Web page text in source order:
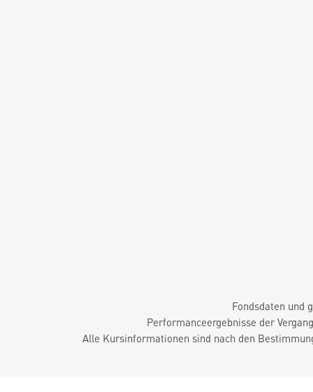
Fondsdaten und
Performanceergebnisse der
Alle Kursinformationen sind nach den